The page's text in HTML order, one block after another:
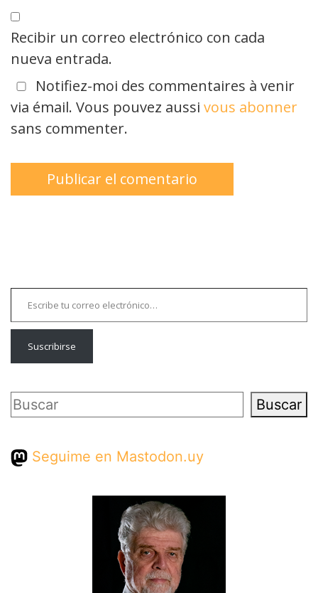
Recibir un correo electrónico con cada
nueva entrada.
Notifiez-moi des commentaires à venir
via émail. Vous pouvez aussi vous abonner
sans commenter.
Escribe tu correo electrónico…
Suscribirse
Buscar Buscar
Seguime en Mastodon.uy